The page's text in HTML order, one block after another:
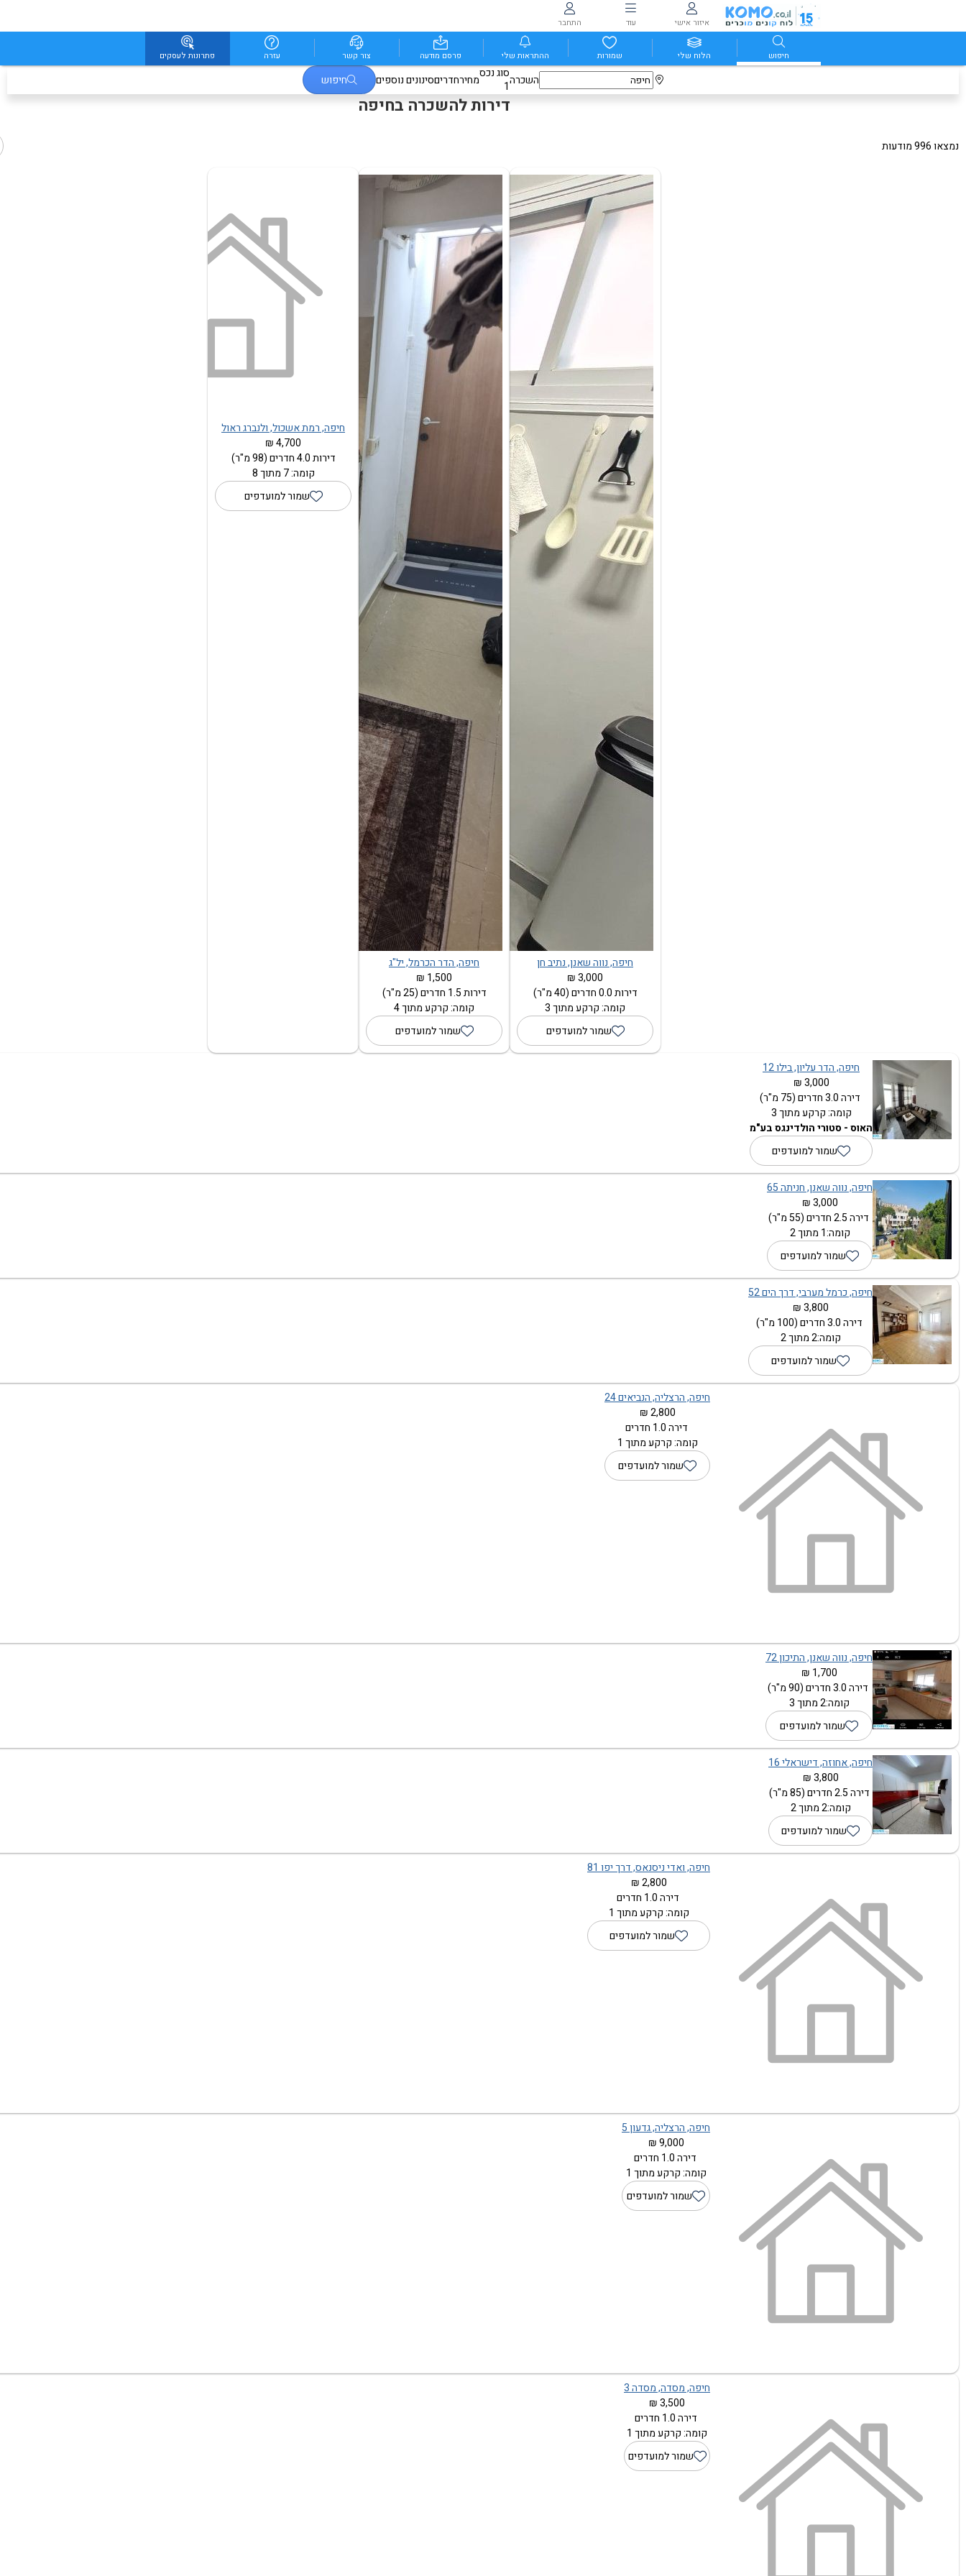
איזור אישי עוד התחבר
חיפוש הלוח שלי שמורות ההתראות שלי פרסם מודעה צור קשר עזרה פתרונות לעסקים
השכרהסוג נכס
1
מחירחדריםסינונים נוספים חיפוש
דירות להשכרה בחיפה
נמצאו 996 מודעות
חיפה, נווה שאנן, נתיב חן
3,000 ₪
דירות 0.0 חדרים (40 מ"ר)
קומה: קרקע מתוך 3
שמור למועדפים
חיפה, הדר הכרמל, יל"ג
1,500 ₪
דירות 1.5 חדרים (25 מ"ר)
קומה: קרקע מתוך 4
שמור למועדפים
חיפה, רמת אשכול, ולנברג ראול
4,700 ₪
דירות 4.0 חדרים (98 מ"ר)
קומה: 7 מתוך 8
שמור למועדפים
חיפה, הדר עליון, בילו 12
3,000 ₪
דירה 3.0 חדרים (75 מ"ר)
קומה: קרקע מתוך 3
האוס - סטורי הולדינגס בע"מ
שמור למועדפים
חיפה, נווה שאנן, חניתה 65
3,000 ₪
דירה 2.5 חדרים (55 מ"ר)
קומה:1 מתוך 2
שמור למועדפים
חיפה, כרמל מערבי, דרך הים 52
3,800 ₪
דירה 3.0 חדרים (100 מ"ר)
קומה:2 מתוך 2
שמור למועדפים
חיפה, הרצליה, הנביאים 24
2,800 ₪
דירה 1.0 חדרים
קומה: קרקע מתוך 1
שמור למועדפים
חיפה, נווה שאנן, התיכון 72
1,700 ₪
דירה 3.0 חדרים (90 מ"ר)
קומה:2 מתוך 3
שמור למועדפים
חיפה, אחוזה, דישראלי 16
3,800 ₪
דירה 2.5 חדרים (85 מ"ר)
קומה:2 מתוך 2
שמור למועדפים
חיפה, ואדי ניסנאס, דרך יפו 81
2,800 ₪
דירה 1.0 חדרים
קומה: קרקע מתוך 1
שמור למועדפים
חיפה, הרצליה, גדעון 5
9,000 ₪
דירה 1.0 חדרים
קומה: קרקע מתוך 1
שמור למועדפים
חיפה, מסדה, מסדה 3
3,500 ₪
דירה 1.0 חדרים
קומה: קרקע מתוך 1
שמור למועדפים